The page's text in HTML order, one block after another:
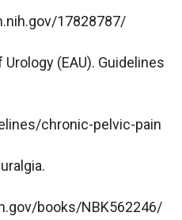
17828787/
(EAU). Guidelines
chronic-pelvic-pain
books/NBK562246/